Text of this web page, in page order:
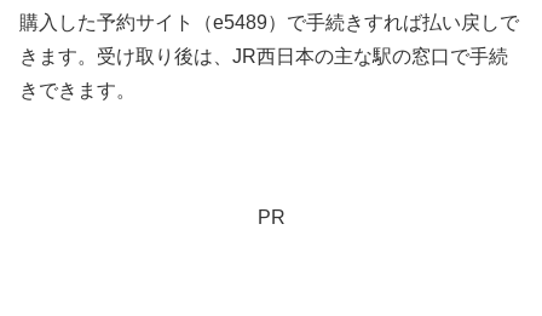
購入した予約サイト（e5489）で手続きすれば払い戻しで
きます。受け取り後は、JR西日本の主な駅の窓口で手続
きできます。
PR